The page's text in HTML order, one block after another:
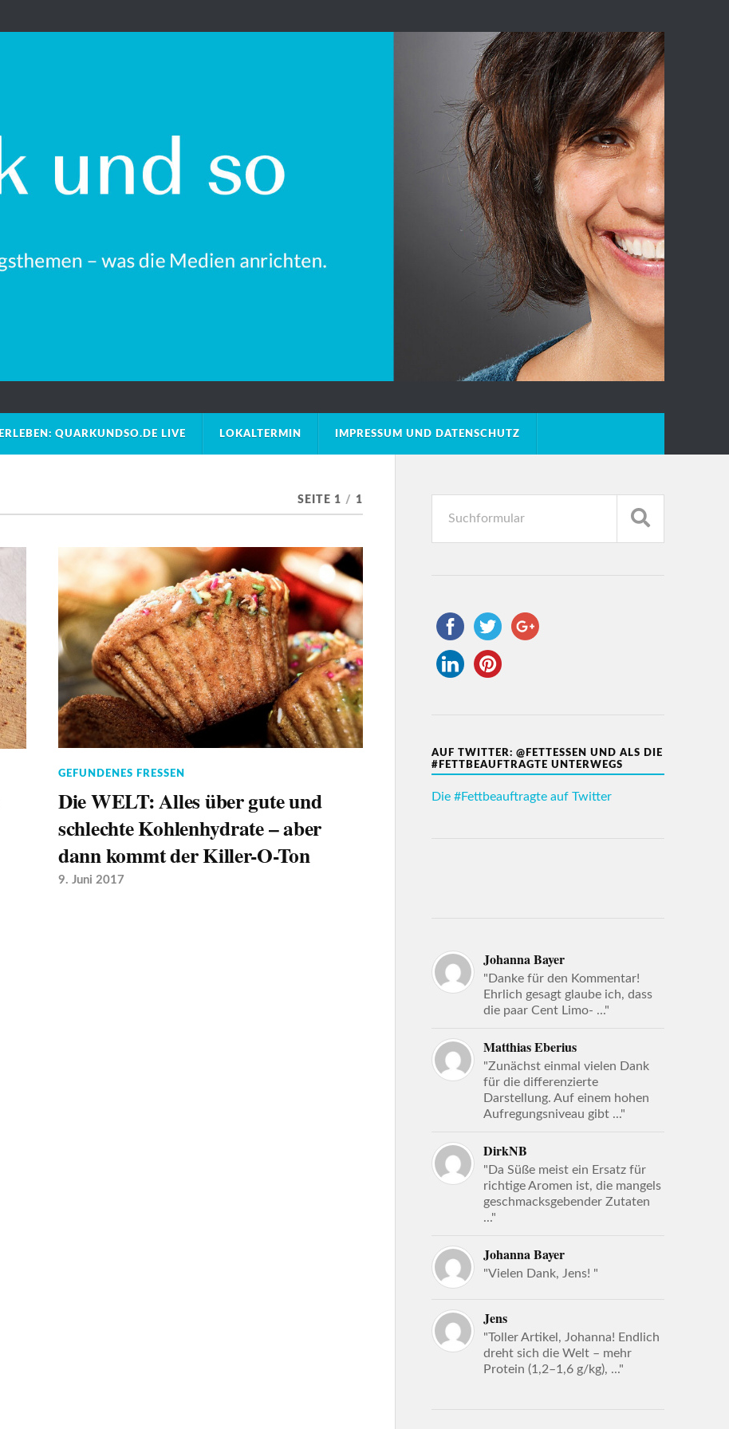
ERLEBEN: QUARKUNDSO.DE LIVE LOKALTERMIN IMPRESSUM UND DATENSCHUTZ
SEITE 1 / 1
GEFUNDENES FRESSEN
Die WELT: Alles über gute und
schlechte Kohlenhydrate – aber
dann kommt der Killer-O-Ton
9. Juni 2017
AUF TWITTER: @FETTESSEN UND ALS DIE
#FETTBEAUFTRAGTE UNTERWEGS
Die #Fettbeauftragte auf Twitter
Johanna Bayer
"Danke für den Kommentar!
Ehrlich gesagt glaube ich, dass
die paar Cent Limo- ..."
Matthias Eberius
"Zunächst einmal vielen Dank
für die differenzierte
Darstellung. Auf einem hohen
Aufregungsniveau gibt ..."
DirkNB
"Da Süße meist ein Ersatz für
richtige Aromen ist, die mangels
geschmacksgebender Zutaten
..."
Johanna Bayer
"Vielen Dank, Jens! "
Jens
"Toller Artikel, Johanna! Endlich
dreht sich die Welt – mehr
Protein (1,2–1,6 g/kg), ..."